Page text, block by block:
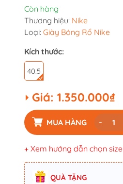
Còn hàng
Thương hiệu: Nike
Loại: Giày Bóng Rổ Nike
Kích thước:
40.5
Giá: 1.350.000₫
MUA HÀNG -
+ Xem hướng dẫn chọn size
QUÀ TẶNG